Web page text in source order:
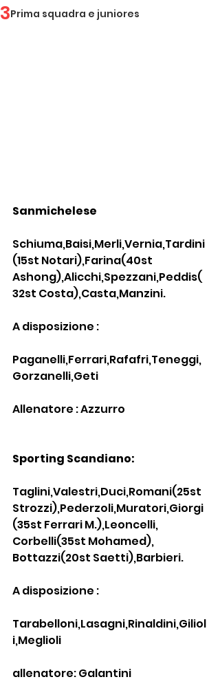
Prima squadra e juniores
3
Sanmichelese
Schiuma,Baisi,Merli,Vernia,Tardini
(15st Notari),Farina(40st
Ashong),Alicchi,Spezzani,Peddis(
32st Costa),Casta,Manzini.
A disposizione :
Paganelli,Ferrari,Rafafri,Teneggi,
Gorzanelli,Geti
Allenatore : Azzurro
Sporting Scandiano:
Taglini,Valestri,Duci,Romani(25st
Strozzi),Pederzoli,Muratori,Giorgi
(35st Ferrari M.),Leoncelli,
Corbelli(35st Mohamed),
Bottazzi(20st Saetti),Barbieri.
A disposizione :
Tarabelloni,Lasagni,Rinaldini,Giliol
i,Meglioli
allenatore: Galantini